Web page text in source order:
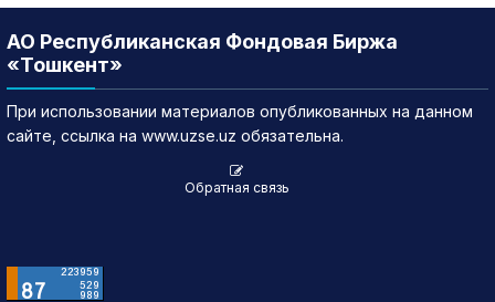
АО Республиканская Фондовая Биржа
«Тошкент»
При использовании материалов опубликованных на данном
сайте, ссылка на www.uzse.uz обязательна.
Обратная связь